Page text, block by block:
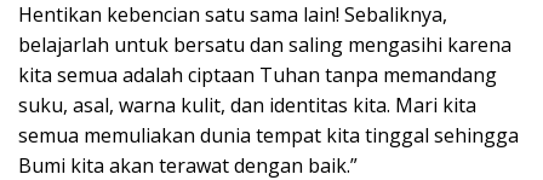
Hentikan kebencian satu sama lain! Sebaliknya,
belajarlah untuk bersatu dan saling mengasihi karena
kita semua adalah ciptaan Tuhan tanpa memandang
suku, asal, warna kulit, dan identitas kita. Mari kita
semua memuliakan dunia tempat kita tinggal sehingga
Bumi kita akan terawat dengan baik.”